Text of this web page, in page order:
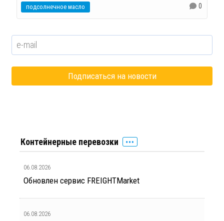
подсолнечное масло
0
Контейнерные перевозки
06.08.2026
Обновлен сервис FREIGHTMarket
06.08.2026